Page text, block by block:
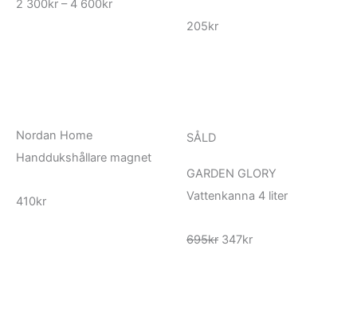
2 300kr – 4 600kr
205kr
Nordan Home
Handdukshållare magnet
410kr
SÅLD
GARDEN GLORY
Vattenkanna 4 liter
695kr Det
ursprungliga
347krDet